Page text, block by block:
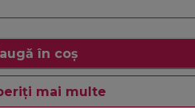
în coș
mai multe